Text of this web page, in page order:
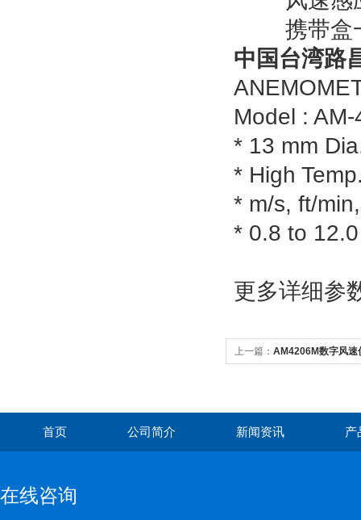
携带盒
中国台湾路
Model :
* 13 mm
* High
* m/s, ft/
* 0.8 to
更多详细参
上一篇： AM4206M数字风速
首页 公司简介 新闻资讯 产
在线咨询